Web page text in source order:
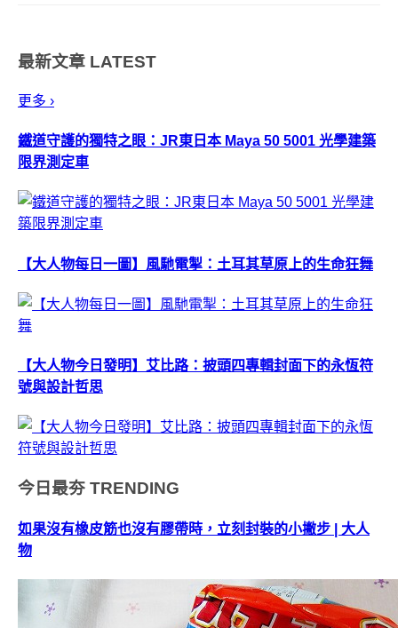
最新文章 LATEST
更多 ›
鐵道守護的獨特之眼：JR東日本 Maya 50 5001 光學建築
限界測定車
【大人物每日一圖】風馳電掣：土耳其草原上的生命狂舞
【大人物今日發明】艾比路：披頭四專輯封面下的永恆符
號與設計哲思
今日最夯 TRENDING
如果沒有橡皮筋也沒有膠帶時，立刻封裝的小撇步 | 大人
物